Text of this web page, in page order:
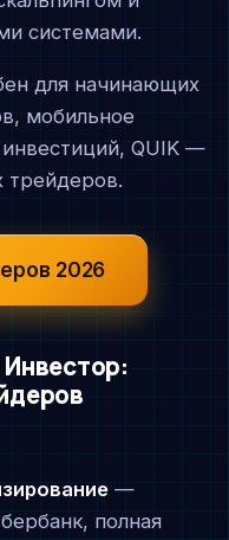
системами.
для начинающих
мобильное
QUIK —
трейдеров.
2026
—
полная